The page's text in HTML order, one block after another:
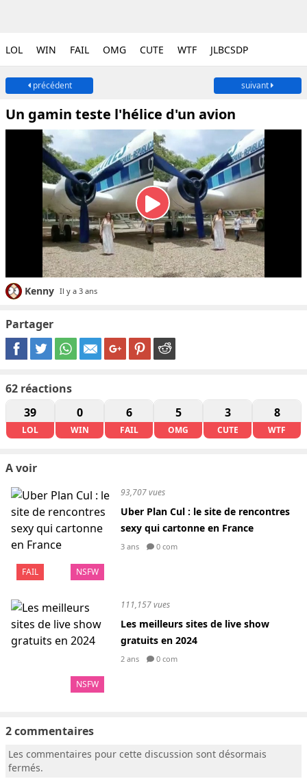
LOL WIN FAIL OMG CUTE WTF JLBCSDP
précédent suivant
Un gamin teste l'hélice d'un avion
Kenny Il y a 3 ans
Partager
62 réactions
39
LOL
0
WIN
6
FAIL
5
OMG
3
CUTE
8
WTF
A voir
FAIL NSFW
93,707 vues
Uber Plan Cul : le site de rencontres
sexy qui cartonne en France
3 ans 0 com
NSFW
111,157 vues
Les meilleurs sites de live show
gratuits en 2024
2 ans 0 com
2 commentaires
Les commentaires pour cette discussion sont désormais
fermés.